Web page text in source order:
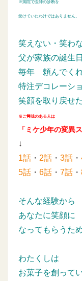
※病院で医師の診断を
受けていたわけではありません。
笑えない・笑わ
父が家族の誕生
毎年 頼んでく
特注デコレーシ
笑顔を取り戻せ
※ご興味のある人は
「ミケ少年の変異
↓
1話 ・ 2話 ・ 3話 ・
5話 ・ 6話 ・ 7話 ・
そんな経験から
あなたに笑顔に
なってもらうた
わたくしは
お菓子を創って